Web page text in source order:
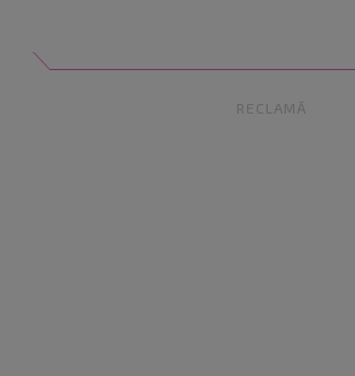
RECLAMĂ